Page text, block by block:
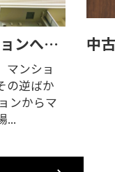
中古マンションは月8万円で購入可能？借入可能額や必要な年収を解説